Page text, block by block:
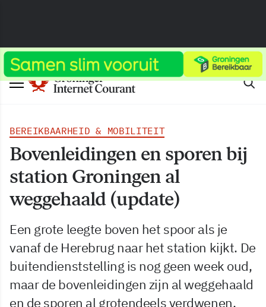
BEREIKBAARHEID & MOBILITEIT
Bovenleidingen en sporen bij
station Groningen al
weggehaald (update)
Een grote leegte boven het spoor als je
vanaf de Herebrug naar het station kijkt. De
buitendienststelling is nog geen week oud,
maar de bovenleidingen zijn al weggehaald
en de sporen al grotendeels verdwenen.